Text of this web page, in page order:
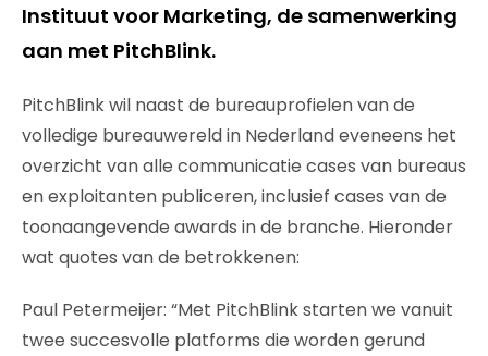
Instituut voor Marketing, de samenwerking
aan met PitchBlink.
PitchBlink wil naast de bureauprofielen van de
volledige bureauwereld in Nederland eveneens het
overzicht van alle communicatie cases van bureaus
en exploitanten publiceren, inclusief cases van de
toonaangevende awards in de branche. Hieronder
wat quotes van de betrokkenen:
Paul Petermeijer: “Met PitchBlink starten we vanuit
twee succesvolle platforms die worden gerund